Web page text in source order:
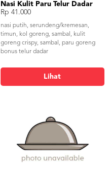
Nasi Kulit Paru Telur Dadar
Rp 41.000
nasi putih, serundeng/kremesan,
timun, kol goreng, sambal, kulit
goreng crispy, sambal, paru goreng
bonus telur dadar
Lihat